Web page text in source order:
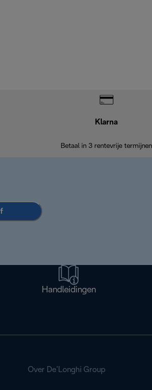
Klarna
Betaal in 3 rentevrije termijnen
Handleidingen
Over De’Longhi Group